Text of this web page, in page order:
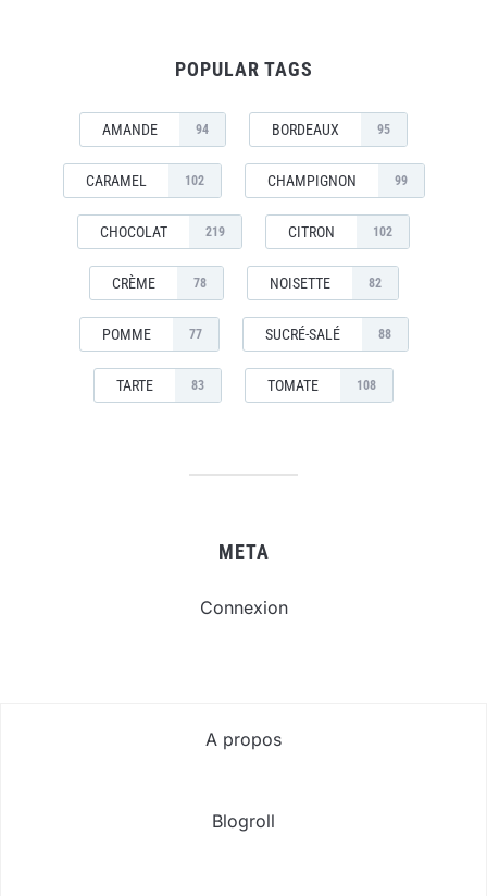
POPULAR TAGS
AMANDE 94 BORDEAUX 95
CARAMEL 102 CHAMPIGNON 99
CHOCOLAT 219 CITRON 102
CRÈME 78 NOISETTE 82
POMME 77 SUCRÉ-SALÉ 88
TARTE 83 TOMATE 108
META
Connexion
A propos
Blogroll